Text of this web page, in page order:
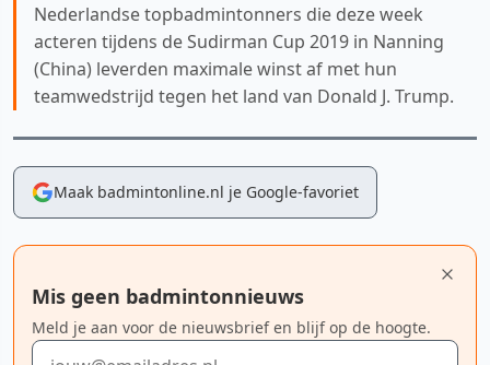
Nederlandse topbadmintonners die deze week
acteren tijdens de Sudirman Cup 2019 in Nanning
(China) leverden maximale winst af met hun
teamwedstrijd tegen het land van Donald J. Trump.
Maak badmintonline.nl je Google-favoriet
Mis geen badmintonnieuws
Meld je aan voor de nieuwsbrief en blijf op de hoogte.
E-mailadres